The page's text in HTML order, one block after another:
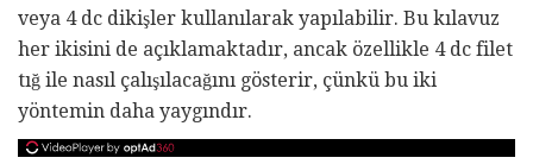
veya 4 dc dikişler kullanılarak yapılabilir. Bu kılavuz
her ikisini de açıklamaktadır, ancak özellikle 4 dc filet
tığ ile nasıl çalışılacağını gösterir, çünkü bu iki
yöntemin daha yaygındır.